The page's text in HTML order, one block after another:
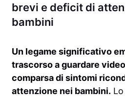
brevi e deficit di
bambini
Un legame significativo
trascorso a guardare
comparsa di sintomi
attenzione nei bambini.